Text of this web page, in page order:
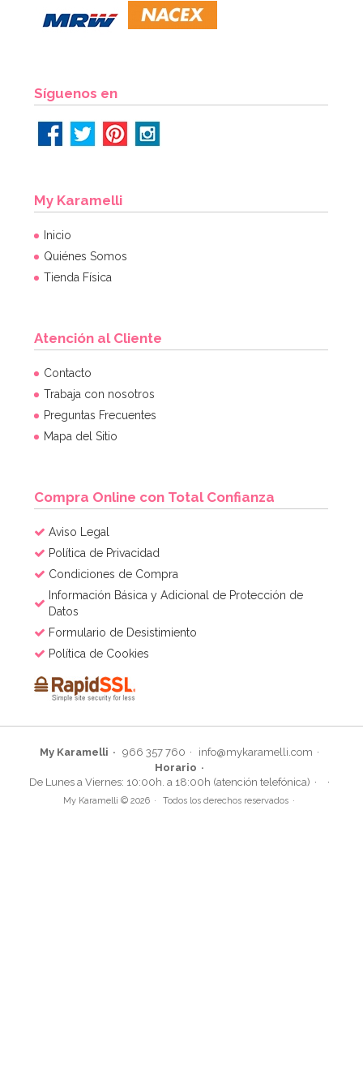
Síguenos en
My Karamelli
Inicio
Quiénes Somos
Tienda Física
Atención al Cliente
Contacto
Trabaja con nosotros
Preguntas Frecuentes
Mapa del Sitio
Compra Online con Total Confianza
Aviso Legal
Política de Privacidad
Condiciones de Compra
Información Básica y Adicional de Protección de
Datos
Formulario de Desistimiento
Política de Cookies
My Karamelli 966 357 760
info@mykaramelli.com
Horario
De Lunes a Viernes: 10:00h. a 18:00h (atención telefónica)
My Karamelli © 2026 Todos los derechos reservados